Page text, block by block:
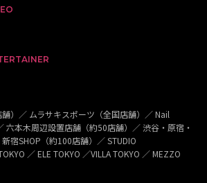
）／ ムラサキスポーツ（全国店舗）／ Nail
六本木周辺設置店舗（約50店舗）／ 渋谷・原宿・
宿SHOP（約100店舗）／ STUDIO
／ ELE TOKYO ／VILLA TOKYO ／ MEZZO